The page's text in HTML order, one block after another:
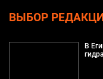
ВЫБОР
В